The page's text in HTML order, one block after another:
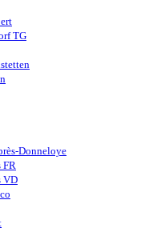
TG
Donneloye
FR
VD